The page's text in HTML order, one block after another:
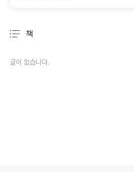
책
글이 없습니다.